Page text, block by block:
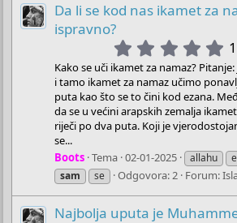
Da li se kod nas ikamet za
ispravno?
5
.
0
0
s
t
r
(
s
)
Kako se uči ikamet za namaz? Pitanje:
i tamo ikamet za namaz učimo
puta kao što se to čini kod ezana.
da se u većini arapskih zemalja
riječi po dva puta. Koji je
se...
Boots Tema 02-01-2025 allahu
sam
se Odgovora: 2 Forum:
Najbolja uputa je